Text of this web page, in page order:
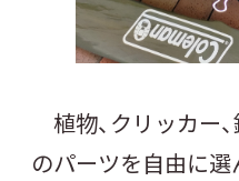
植物、クリッカー
のパーツを自由に選